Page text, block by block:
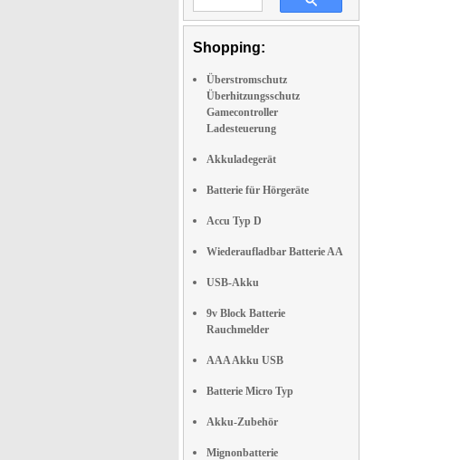
Shopping:
Überstromschutz
Überhitzungsschutz
Gamecontroller
Ladesteuerung
Akkuladegerät
Batterie für Hörgeräte
Accu Typ D
Wiederaufladbar Batterie AA
USB-Akku
9v Block Batterie
Rauchmelder
AAA Akku USB
Batterie Micro Typ
Akku-Zubehör
Mignonbatterie